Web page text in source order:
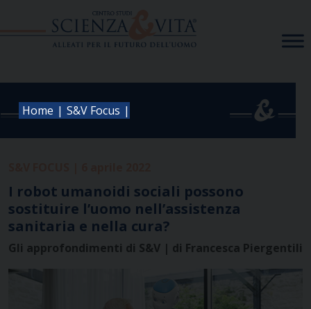
Home | S&V Focus |
I robot umanoidi sociali possono
sostituire l’uomo nell’assistenza
sanitaria e nella cura?
Gli approfondimenti di S&V | di Francesca Piergentili